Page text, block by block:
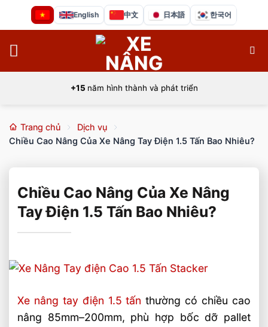
dung
English 中文 日本語 한국어
+15 năm hình thành và phát triển
Trang chủ
Dịch vụ
Chiều Cao Nâng Của Xe Nâng Tay Điện 1.5 Tấn Bao Nhiêu?
Chiều Cao Nâng Của Xe Nâng
Tay Điện 1.5 Tấn Bao Nhiêu?
Xe nâng tay điện 1.5 tấn thường có chiều cao
nâng 85mm–200mm, phù hợp bốc dỡ pallet